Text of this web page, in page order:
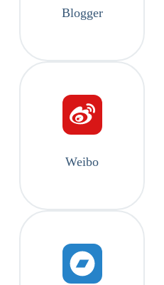
Blogger
Weibo